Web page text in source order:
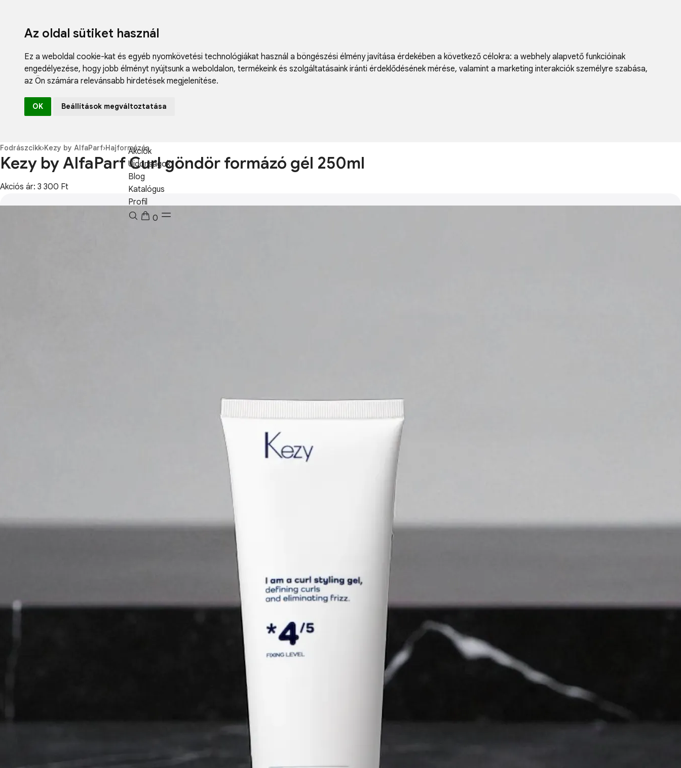
Az oldal sütiket használ
Ez a weboldal cookie-kat és egyéb nyomkövetési technológiákat használ a böngészési élmény javítása érdekében a következő célokra: a webhely alapvető funkcióinak
engedélyezése, hogy jobb élményt nyújtsunk a weboldalon, termékeink és szolgáltatásaink iránti érdeklődésének mérése, valamint a marketing interakciók személyre szabása,
az Ön számára relevánsabb hirdetések megjelenítése.
OK Beállítások megváltoztatása
Fodrászcikk
Akciók
Újdonságok
Blog
Katalógus
Profil
0
Fodrászcikk›Kezy by AlfaParf›Hajformázás
Kezy by AlfaParf Curl göndör formázó gél 250ml
Akciós ár: 3 300 Ft